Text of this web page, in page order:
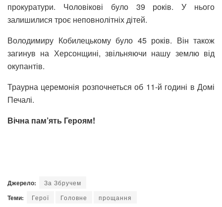
прокуратури. Чоловікові було 39 років. У нього
залишилися троє неповнолітніх дітей.
Володимиру Кобилецькому було 45 років. Він також
загинув на Херсонщині, звільняючи нашу землю від
окупантів.
Траурна церемонія розпочнеться об 11-й годині в Домі
Печалі.
Вічна пам’ять Героям!
Джерело: За Збручем
Теми: Герої Головне прощання